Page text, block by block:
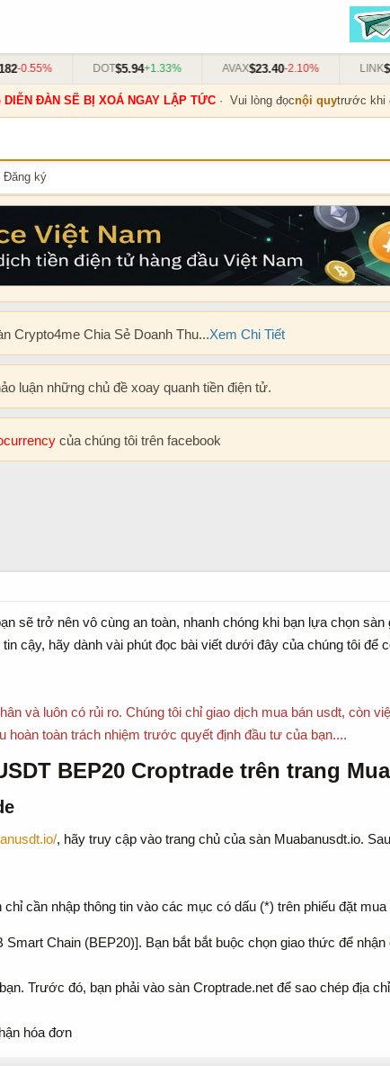
$5.94+1.33% $23.40-2.10% $13.82
ĐÀN SẼ BỊ XOÁ NGAY LẬP TỨC· Vui lòng đọcnội quytrước khi
Đăng ký
Crypto4me Chia Sẻ Doanh Thu...Xem Chi Tiết
luận những chủ đề xoay quanh tiền điện tử.
của chúng tôi trên facebook
sẽ trở nên vô cùng an toàn, nhanh chóng khi bạn lựa chọn
cậy, hãy dành vài phút đọc bài viết dưới đây của chúng tôi
và luôn có rủi ro. Chúng tôi chỉ giao dịch mua bán usdt, còn
hoàn toàn trách nhiệm trước quyết định đầu tư của bạn....
BEP20 Croptrade trên trang
, hãy truy cập vào trang chủ của sàn Muabanusdt.io.
cần nhập thông tin vào các mục có dấu (*) trên phiếu đặt
Chain (BEP20)]. Bạn bắt bắt buộc chọn giao thức để
Trước đó, bạn phải vào sàn Croptrade.net để sao chép địa
hóa đơn